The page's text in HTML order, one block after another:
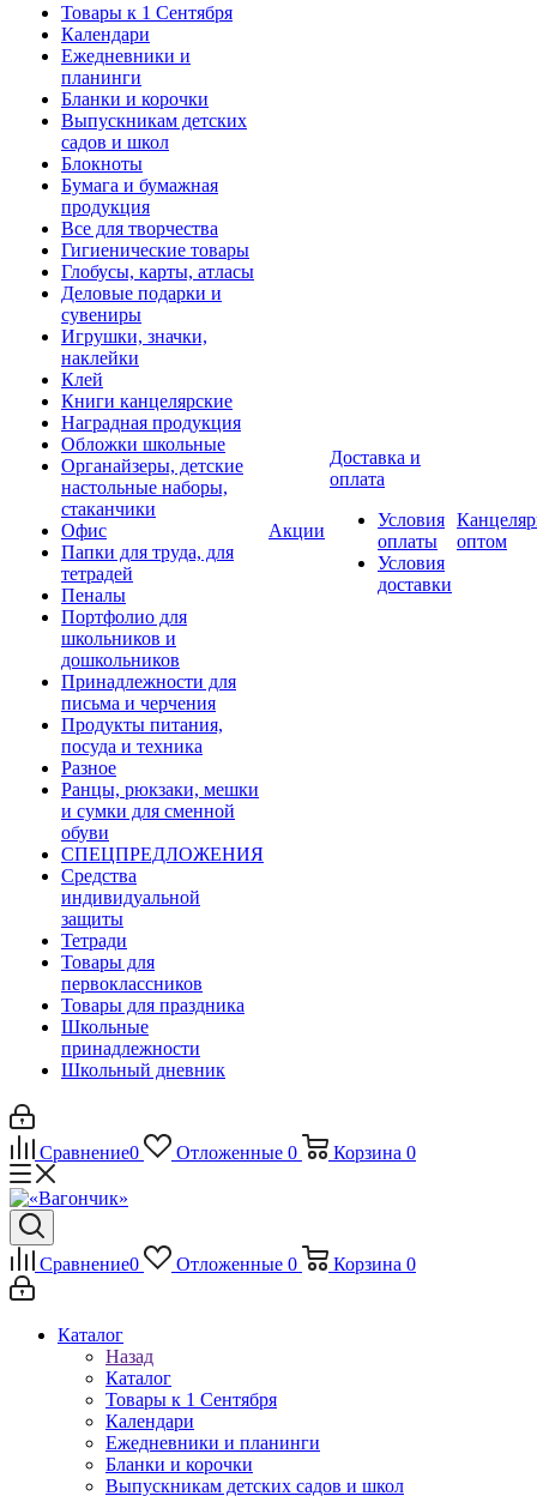
Товары к 1 Сентября
Календари
Ежедневники и
планинги
Бланки и корочки
Выпускникам детских
садов и школ
Блокноты
Бумага и бумажная
продукция
Все для творчества
Гигиенические товары
Глобусы, карты, атласы
Деловые подарки и
сувениры
Игрушки, значки,
наклейки
Клей
Книги канцелярские
Наградная продукция
Обложки школьные
Органайзеры, детские
настольные наборы,
стаканчики
Офис
Папки для труда, для
тетрадей
Пеналы
Портфолио для
школьников и
дошкольников
Принадлежности для
письма и черчения
Продукты питания,
посуда и техника
Разное
Ранцы, рюкзаки, мешки
и сумки для сменной
обуви
СПЕЦПРЕДЛОЖЕНИЯ
Средства
индивидуальной
защиты
Тетради
Товары для
первоклассников
Товары для праздника
Школьные
принадлежности
Школьный дневник
Акции
Доставка и
оплата
Условия
оплаты
Условия
доставки
оптом
Сравнение0 Отложенные 0 Корзина 0
Сравнение0 Отложенные 0 Корзина 0
Каталог
Назад
Каталог
Товары к 1 Сентября
Календари
Ежедневники и планинги
Бланки и корочки
Выпускникам детских садов и школ